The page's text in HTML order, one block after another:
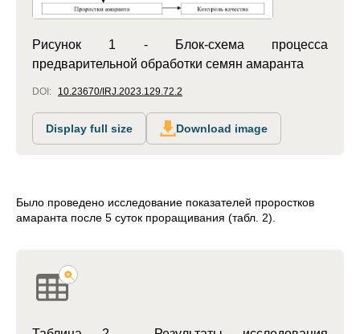
Рисунок 1 - Блок-схема процесса
предварительной обработки семян амаранта
DOI: 10.23670/IRJ.2023.129.72.2
Display full size Download image
Было проведено исследование показателей проростков
амаранта после 5 суток проращивания (табл. 2).